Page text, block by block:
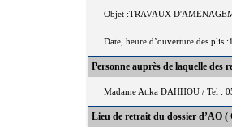
Objet :TRAVAUX
Date, heure d’ouverture des plis
Personne auprès de laquelle des
Madame Atika DAHHOU / Tel :
Lieu de retrait du dossier d’AO (